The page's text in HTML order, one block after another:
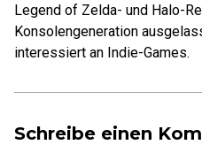
Legend of Zelda- und Halo-
Konsolengeneration
interessiert an Indie-Games.
Schreibe einen